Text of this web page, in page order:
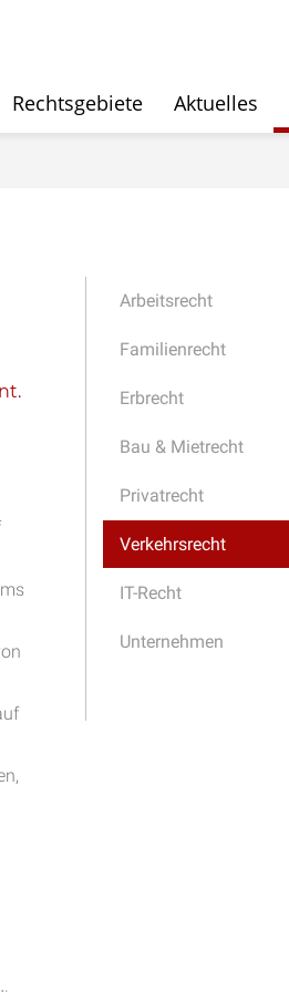
Rechtsgebiete Aktuelles
Arbeitsrecht
Familienrecht
Erbrecht
Bau & Mietrecht
Privatrecht
Verkehrsrecht
IT-Recht
Unternehmen